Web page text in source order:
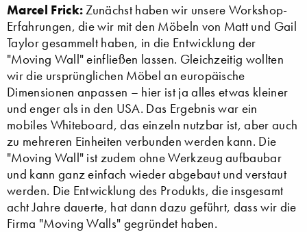
Marcel Frick:Zunächst haben wir unsere Workshop-
Erfahrungen, die wir mit den Möbeln von Matt und Gail
Taylor gesammelt haben, in die Entwicklung der
"Moving Wall" einfließen lassen. Gleichzeitig wollten
wir die ursprünglichen Möbel an europäische
Dimensionen anpassen – hier ist ja alles etwas kleiner
und enger als in den USA. Das Ergebnis war ein
mobiles Whiteboard, das einzeln nutzbar ist, aber auch
zu mehreren Einheiten verbunden werden kann. Die
"Moving Wall" ist zudem ohne Werkzeug aufbaubar
und kann ganz einfach wieder abgebaut und verstaut
werden. Die Entwicklung des Produkts, die insgesamt
acht Jahre dauerte, hat dann dazu geführt, dass wir die
Firma "Moving Walls" gegründet haben.